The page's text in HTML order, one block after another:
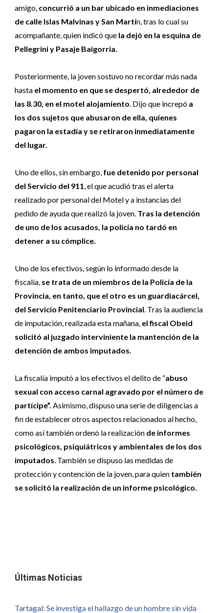
amigo, concurrió a un bar ubicado en inmediaciones
de calle Islas Malvinas y San Martín, tras lo cual su
acompañante, quien indicó que la dejó en la esquina de
Pellegrini y Pasaje Baigorria.
Posteriormente, la joven sostuvo no recordar más nada
hasta el momento en que se despertó, alrededor de
las 8.30, en el motel alojamiento. Dijo que increpó a
los dos sujetos que abusaron de ella, quienes
pagaron la estadía y se retiraron inmediatamente
del lugar.
Uno de ellos, sin embargo, fue detenido por personal
del Servicio del 911, el que acudió tras el alerta
realizado por personal del Motel y a instancias del
pedido de ayuda que realizó la joven. Tras la detención
de uno de los acusados, la policía no tardó en
detener a su cómplice.
Uno de los efectivos, según lo informado desde la
fiscalía, se trata de un miembros de la Policía de la
Provincia, en tanto, que el otro es un guardiacárcel,
del Servicio Penitenciario Provincial. Tras la audiencia
de imputación, realizada esta mañana, el fiscal Obeid
solicitó al juzgado interviniente la mantención de la
detención de ambos imputados.
La fiscalía imputó a los efectivos el delito de “abuso
sexual con acceso carnal agravado por el número de
partícipe”. Asimismo, dispuso una serie de diligencias a
fin de establecer otros aspectos relacionados al hecho,
como así también ordenó la realización de informes
psicológicos, psiquiátricos y ambientales de los dos
imputados. También se dispuso las medidas de
protección y contención de la joven, para quien también
se solicitó la realización de un informe psicológico.
Últimas Noticias
Tartagal: Se investiga el hallazgo de un hombre sin vida